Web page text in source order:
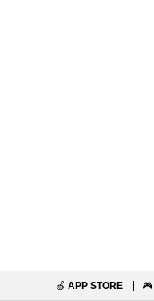
🍏 APP STORE 🎮